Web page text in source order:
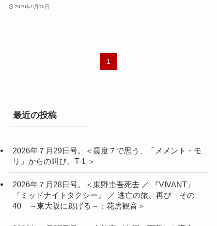
2020年9月16日
1
最近の投稿
2026年７月29日号。＜震度７で思う、「メメント・モ
リ」からの叫び。T-1 ＞
2026年７月28日号。＜東野圭吾死去 ／ 『VIVANT』
『ミッドナイトタクシー』 ／ 逃亡の旅、再び その
40 ～東大阪に逃げる～：花房観音＞